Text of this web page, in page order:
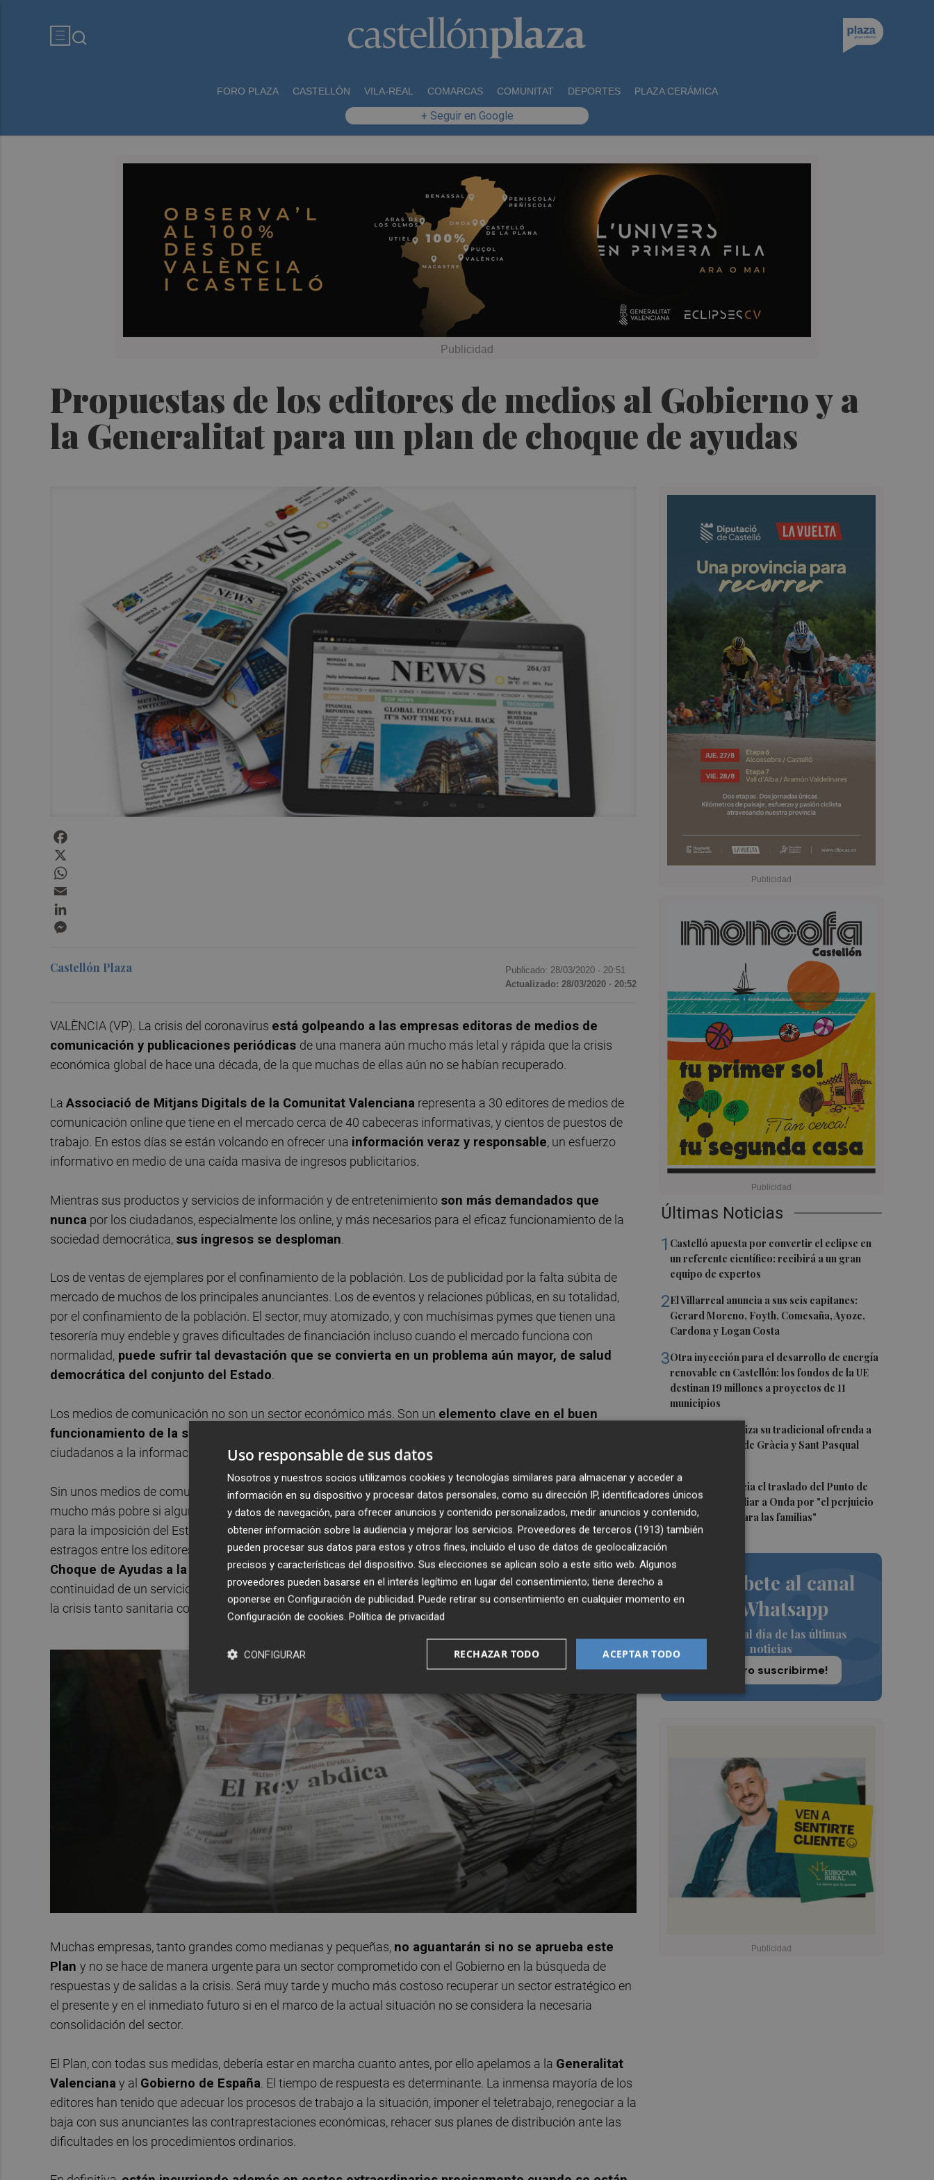
FORO PLAZA CASTELLÓN VILA-REAL COMARCAS COMUNITAT DEPORTES PLAZA CERÁMICA
+ Seguir en Google
Propuestas de los editores de medios al Gobierno y a
la Generalitat para un plan de choque de ayudas
Últimas Noticias
1 Castelló apuesta por convertir el eclipse en
un referente científico: recibirá a un gran
equipo de expertos
2El Villarreal anuncia a sus seis capitanes:
Gerard Moreno, Foyth, Comesaña, Ayoze,
Cardona y Logan Costa
3Otra inyección para el desarrollo de energía
renovable en Castellón: los fondos de la UE
destinan 19 millones a proyectos de 11
municipios
El Villarreal realiza su tradicional ofrenda a
la Mare de Déu de Gràcia y Sant Pasqual
5 Vila-real denuncia el traslado del Punto de
Encuentro Familiar a Onda por "el perjuicio
que supondrá para las familias"
Suscríbete al canal
de Whatsapp
Siempre al día de las últimas
noticias
¡Quiero suscribirme!
Castellón Plaza Publicado: 28/03/2020 · 20:51
Actualizado: 28/03/2020 · 20:52
VALÈNCIA (VP). La crisis del coronavirus está golpeando a las empresas editoras de medios de
comunicación y publicaciones periódicas de una manera aún mucho más letal y rápida que la crisis
económica global de hace una década, de la que muchas de ellas aún no se habían recuperado.
La Associació de Mitjans Digitals de la Comunitat Valenciana representa a 30 editores de medios de
comunicación online que tiene en el mercado cerca de 40 cabeceras informativas, y cientos de puestos de
trabajo. En estos días se están volcando en ofrecer una información veraz y responsable, un esfuerzo
informativo en medio de una caída masiva de ingresos publicitarios.
Mientras sus productos y servicios de información y de entretenimiento son más demandados que
nunca por los ciudadanos, especialmente los online, y más necesarios para el eficaz funcionamiento de la
sociedad democrática, sus ingresos se desploman.
Los de ventas de ejemplares por el confinamiento de la población. Los de publicidad por la falta súbita de
mercado de muchos de los principales anunciantes. Los de eventos y relaciones públicas, en su totalidad,
por el confinamiento de la población. El sector, muy atomizado, y con muchísimas pymes que tienen una
tesorería muy endeble y graves dificultades de financiación incluso cuando el mercado funciona con
normalidad, puede sufrir tal devastación que se convierta en un problema aún mayor, de salud
democrática del conjunto del Estado.
Los medios de comunicación no son un sector económico más. Son un elemento clave en el buen
funcionamiento de la sociedad democrática
ciudadanos a la información y a la libertad de expresión.
Sin unos medios de comunicación social diversos y plurales, el conjunto de la sociedad española será
mucho más pobre si alguno desaparece por esta crisis. El cese de actividades impuesto por el Real-Decreto
para la imposición del Estado de alarma en España para hacer frente al COVID-19 está haciendo tales
estragos entre los editores de publicaciones periódicas que es urgente la puesta en marcha de un Plan de
Choque de Ayudas a la Prensa, con medidas inmediatas, a corto y a medio plazo que garantice la
continuidad de un servicio público esencial, en un contexto en el que la información es clave para combatir
la crisis tanto sanitaria como económica y social provocadas por la pandemia.
Muchas empresas, tanto grandes como medianas y pequeñas, no aguantarán si no se aprueba este
Plan y no se hace de manera urgente para un sector comprometido con el Gobierno en la búsqueda de
respuestas y de salidas a la crisis. Será muy tarde y mucho más costoso recuperar un sector estratégico en
el presente y en el inmediato futuro si en el marco de la actual situación no se considera la necesaria
consolidación del sector.
El Plan, con todas sus medidas, debería estar en marcha cuanto antes, por ello apelamos a la Generalitat
Valenciana y al Gobierno de España. El tiempo de respuesta es determinante. La inmensa mayoría de los
editores han tenido que adecuar los procesos de trabajo a la situación, imponer el teletrabajo, renegociar a la
baja con sus anunciantes las contraprestaciones económicas, rehacer sus planes de distribución ante las
dificultades en los procedimientos ordinarios.
Uso responsable de sus datos
Nosotros y nuestros socios utilizamos cookies y tecnologías similares para almacenar y acceder a
información en su dispositivo y procesar datos personales, como su dirección IP, identificadores únicos
y datos de navegación, para ofrecer anuncios y contenido personalizados, medir anuncios y contenido,
obtener información sobre la audiencia y mejorar los servicios. Proveedores de terceros (1913) también
pueden procesar sus datos para estos y otros fines, incluido el uso de datos de geolocalización
precisos y características del dispositivo. Sus elecciones se aplican solo a este sitio web. Algunos
proveedores pueden basarse en el interés legítimo en lugar del consentimiento; tiene derecho a
oponerse en Configuración de publicidad. Puede retirar su consentimiento en cualquier momento en
Configuración de cookies. Política de privacidad
ACEPTAR TODO
RECHAZAR TODO
CONFIGURAR